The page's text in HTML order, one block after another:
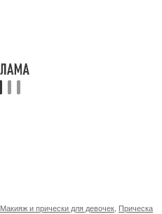
Макияж и прически для девочек Прическа